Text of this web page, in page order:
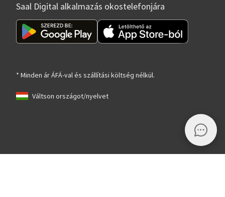
Saal Digital alkalmazás okostelefonjára
* Minden ár ÁFÁ-val és szállítási költség nélkül.
Váltson országot/nyelvet